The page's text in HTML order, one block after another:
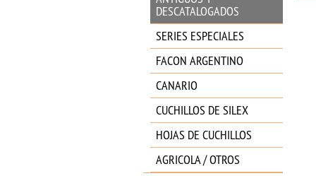
DESCATALOGADOS
SERIES ESPECIALES
FACON ARGENTINO
CANARIO
CUCHILLOS DE SILEX
HOJAS DE CUCHILLOS
AGRICOLA / OTROS